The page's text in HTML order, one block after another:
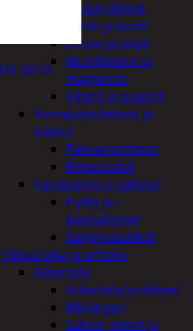
Toimistotarvikkeet
Kynät ja kumit
Liimat ja teipit
Muistitaulut ja
magneetit
Vihkot ja paperit
Turvajärjestelmät ja
lukitus
Palovaroittimet
Riippulukot
Varastointi ja säilytys
Hyllyt ja -
kannattimet
Säilytyslaatikot
Vapaa-aika ja urheilu
Askartelu
Askartelutarvikkeet
Miniatyyri
Sakset, liimat ja
28CM